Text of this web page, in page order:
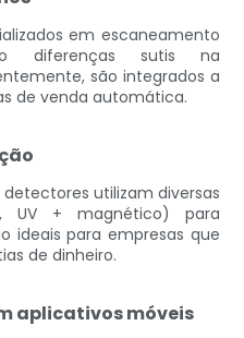
em escaneamento
diferenças sutis na
são integrados a
de venda automática.
utilizam diversas
UV + magnético) para
ideais para empresas que
de dinheiro.
aplicativos móveis